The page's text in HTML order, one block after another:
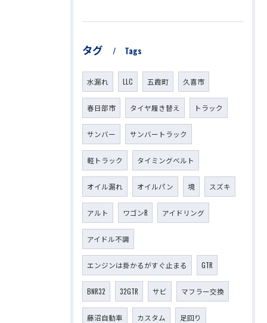
タグ Tags
水漏れ LLC 五霞町 久喜市
春日部市 タイヤ履き替え トラック
サンバー サンバートラック
軽トラック タイミングベルト
オイル漏れ オイルパン 境 スズキ
アルト ワゴンR アイドリング
アイドル不調
エンジンは掛かるがすぐ止まる GTR
BNR32 32GTR サビ マフラー交換
藤沼自動車 カスタム 足回り